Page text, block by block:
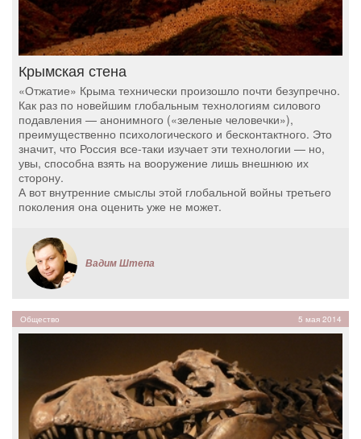
Крымская стена
«Отжатие» Крыма технически произошло почти безупречно.
Как раз по новейшим глобальным технологиям силового
подавления — анонимного («зеленые человечки»),
преимущественно психологического и бесконтактного. Это
значит, что Россия все-таки изучает эти технологии — но,
увы, способна взять на вооружение лишь внешнюю их
сторону.
А вот внутренние смыслы этой глобальной войны третьего
поколения она оценить уже не может.
Вадим Штепа
Общество 5 мая 2014